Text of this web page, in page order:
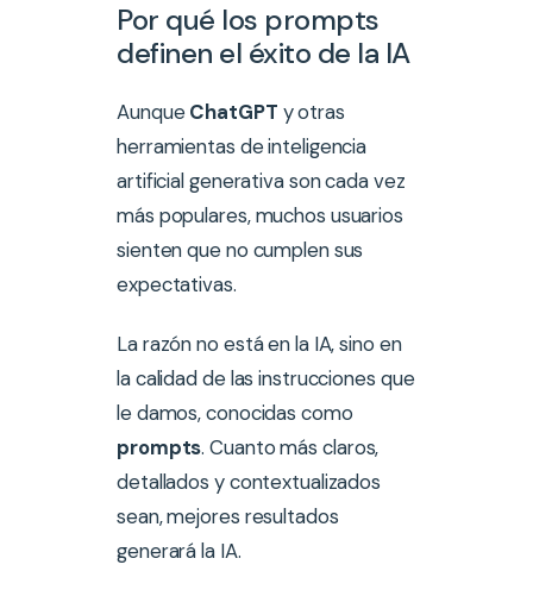
Por qué los prompts
definen el éxito de la IA
AunqueChatGPT y otras
herramientas de inteligencia
artificial generativa son cada vez
más populares, muchos usuarios
sienten que no cumplen sus
expectativas.
La razón no está en la IA, sino en
la calidad de las instrucciones que
le damos, conocidas como
prompts. Cuanto más claros,
detallados y contextualizados
sean, mejores resultados
generará la IA.